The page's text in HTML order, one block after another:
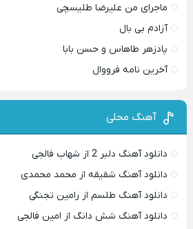
ماجرای من علیرضا طلیسچی
آزادم بی بال
پادزهر طاهاس و حسن بابا
آخرین نامه فرووال
آهنگ محلی
دانلود آهنگ دلبر 2 از شهاب فالجی
دانلود آهنگ شقیقه از محمد محمدی
دانلود آهنگ طلسم از رامین تجنگی
دانلود آهنگ شش دانگ از امین فالجی